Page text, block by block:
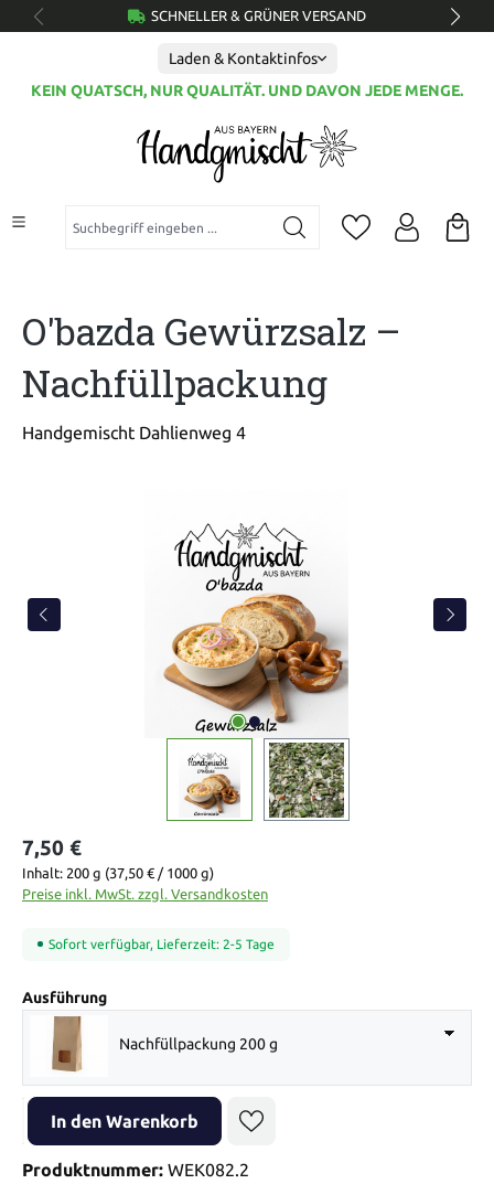
springen SCHNELLER & GRÜNER VERSAND
Laden & Kontaktinfos
KEIN QUATSCH, NUR QUALITÄT. UND DAVON JEDE MENGE.
Suchbegriff eingeben ...
O'bazda Gewürzsalz –
Nachfüllpackung
Handgemischt Dahlienweg 4
7,50 €
Inhalt: 200 g (37,50 € / 1000 g)
Preise inkl. MwSt. zzgl. Versandkosten
Sofort verfügbar, Lieferzeit: 2-5 Tage
Ausführungauswählen
Nachfüllpackung 200 g
Produkt Anzahl: Gib den gewünschten Wert ein oder benutze die
In den Warenkorb
Produktnummer: WEK082.2